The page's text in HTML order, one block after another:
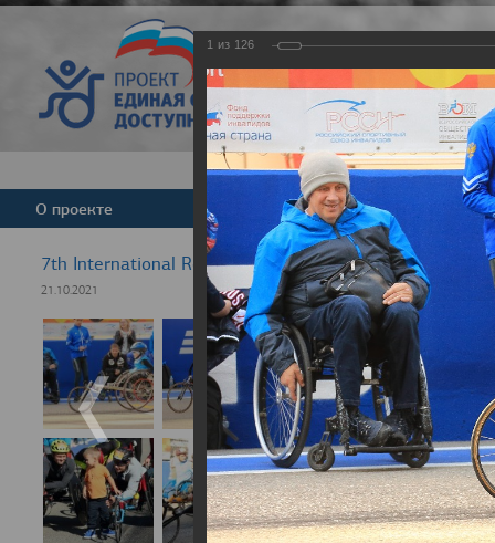
Версия для
О проекте Команда Новости
7th International Rezept-Sport Wheelchair Half
21.10.2021
1 из 126